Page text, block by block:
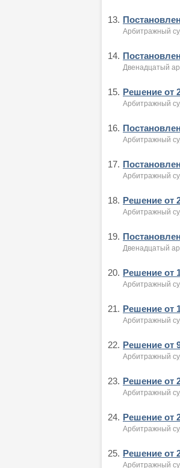
13.
Арбитражный
14.
Двенадцатый
15. Решение от
Арбитражный
16.
Арбитражный
17.
Арбитражный
18. Решение от
Арбитражный
19.
Двенадцатый
20. Решение от
Арбитражный
21. Решение от
Арбитражный
22. Решение от
Арбитражный
23. Решение от
Арбитражный
24. Решение от
Арбитражный
25. Решение от
Арбитражный